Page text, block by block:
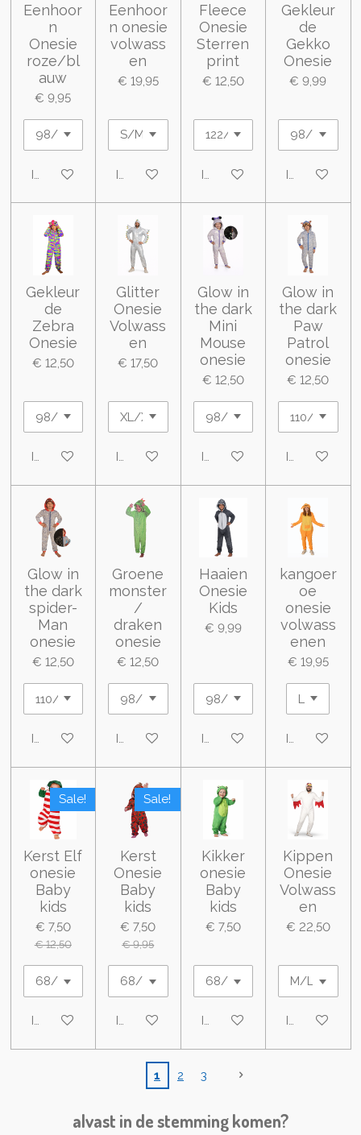
Eenhoor
n
Onesie
roze/bl
auw
€ 9,95
In winkelwagen
Eenhoor
n onesie
volwass
en
€ 19,95
In winkelwagen
Fleece
Onesie
Sterren
print
€ 12,50
In winkelwagen
Gekleur
de
Gekko
Onesie
€ 9,99
In
Gekleur
de
Zebra
Onesie
€ 12,50
In winkelwagen
Glitter
Onesie
Volwass
en
€ 17,50
In winkelwagen
Glow in
the dark
Mini
Mouse
onesie
€ 12,50
In winkelwagen
Glow in
the dark
Paw
Patrol
onesie
€ 12,50
In
Glow in
the dark
spider-
Man
onesie
€ 12,50
In winkelwagen
Groene
monster
/
draken
onesie
€ 12,50
In winkelwagen
Haaien
Onesie
Kids
€ 9,99
In winkelwagen
kangoer
oe
onesie
volwass
enen
€ 19,95
In
Sale!
Kerst Elf
onesie
Baby
kids
€ 7,50
€ 12,50
In winkelwagen
Sale!
Kerst
Onesie
Baby
kids
€ 7,50
€ 9,95
In winkelwagen
Kikker
onesie
Baby
kids
€ 7,50
In winkelwagen
Kippen
Onesie
Volwass
en
€ 22,50
In
1 2 3
alvast in de stemming komen?